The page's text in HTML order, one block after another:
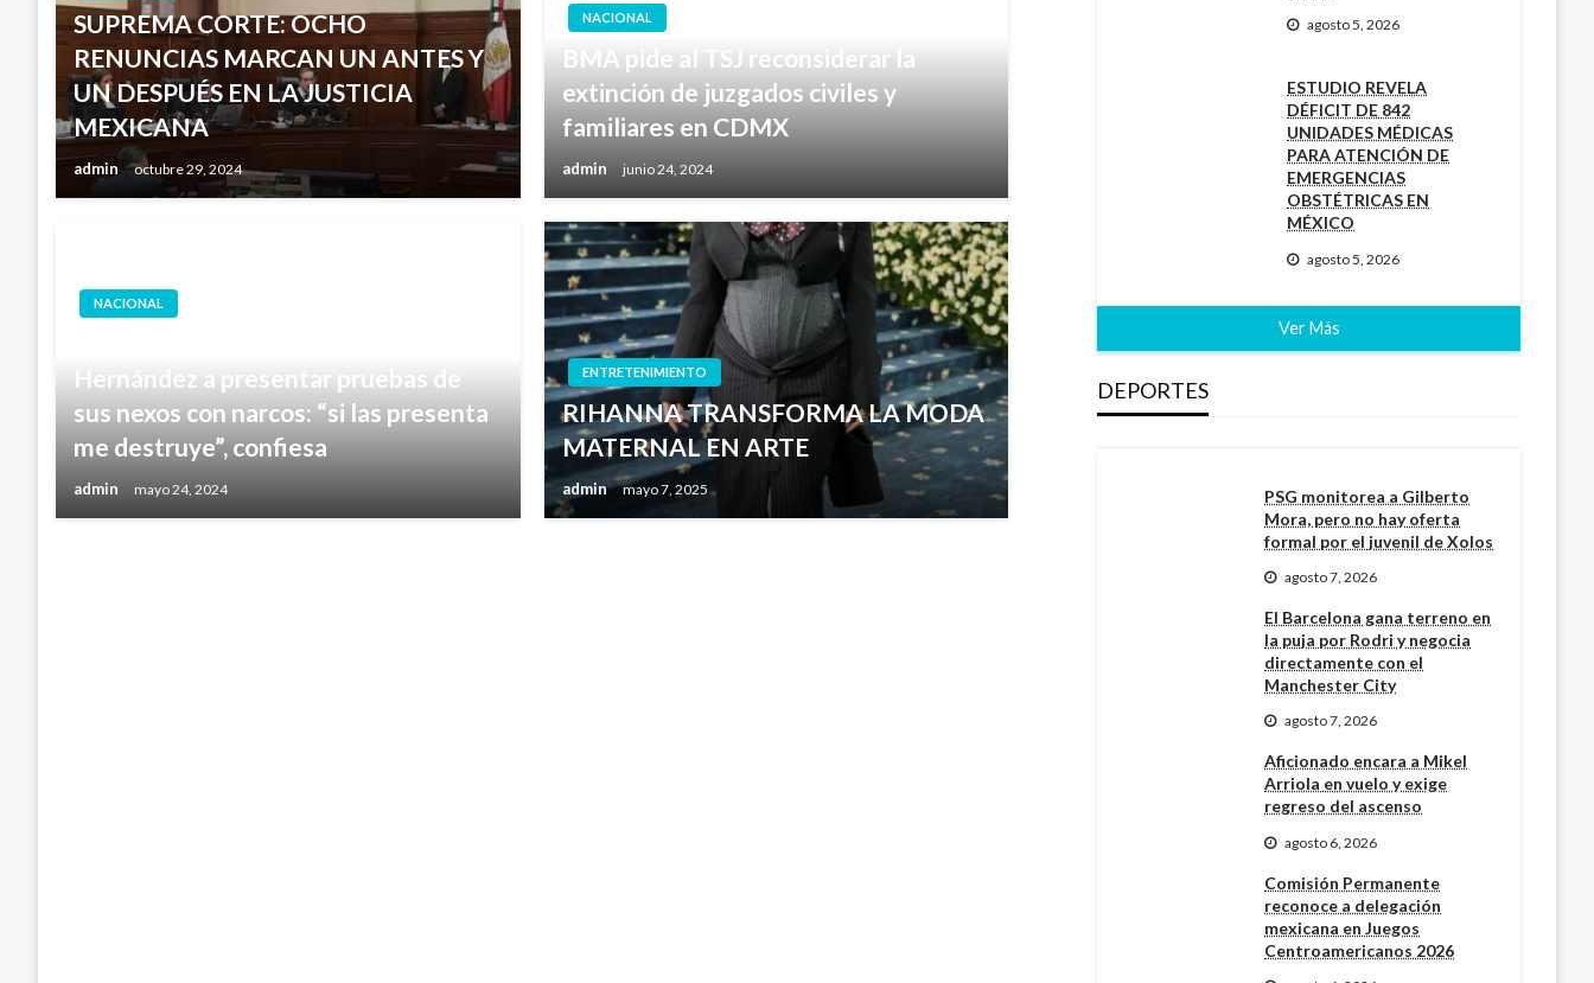
SUPREMA CORTE: OCHO
RENUNCIAS MARCAN UN ANTES Y
UN DESPUÉS EN LA JUSTICIA
MEXICANA
admin octubre 29, 2024
NACIONAL
BMA pide al TSJ reconsiderar la
extinción de juzgados civiles y
familiares en CDMX
admin junio 24, 2024
NACIONAL
Hernández a presentar pruebas de
sus nexos con narcos: “si las presenta
me destruye”, confiesa
admin mayo 24, 2024
ENTRETENIMIENTO
RIHANNA TRANSFORMA LA MODA
MATERNAL EN ARTE
admin mayo 7, 2025
agosto 5, 2026
ESTUDIO REVELA
DÉFICIT DE 842
UNIDADES MÉDICAS
PARA ATENCIÓN DE
EMERGENCIAS
OBSTÉTRICAS EN
MÉXICO
agosto 5, 2026
Ver Más
DEPORTES
PSG monitorea a Gilberto
Mora, pero no hay oferta
formal por el juvenil de Xolos
agosto 7, 2026
El Barcelona gana terreno en
la puja por Rodri y negocia
directamente con el
Manchester City
agosto 7, 2026
Aficionado encara a Mikel
Arriola en vuelo y exige
regreso del ascenso
agosto 6, 2026
Comisión Permanente
reconoce a delegación
mexicana en Juegos
Centroamericanos 2026